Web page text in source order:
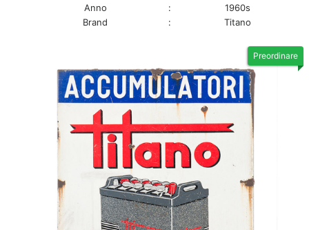
Anno
:
1960s
Brand
: Titano
Preordinare